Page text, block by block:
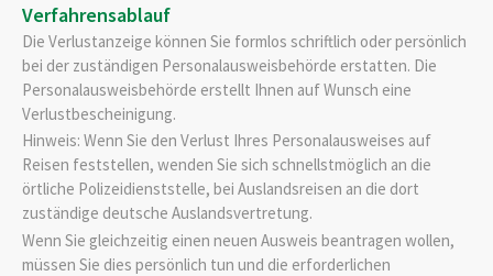
Verfahrensablauf
Die Verlustanzeige können Sie formlos schriftlich oder persönlich
bei der zuständigen Personalausweisbehörde erstatten. Die
Personalausweisbehörde erstellt Ihnen auf Wunsch eine
Verlustbescheinigung.
Hinweis: Wenn Sie den Verlust Ihres Personalausweises auf
Reisen feststellen, wenden Sie sich schnellstmöglich an die
örtliche Polizeidienststelle, bei Auslandsreisen an die dort
zuständige deutsche Auslandsvertretung.
Wenn Sie gleichzeitig einen neuen Ausweis beantragen wollen,
müssen Sie dies persönlich tun und die erforderlichen